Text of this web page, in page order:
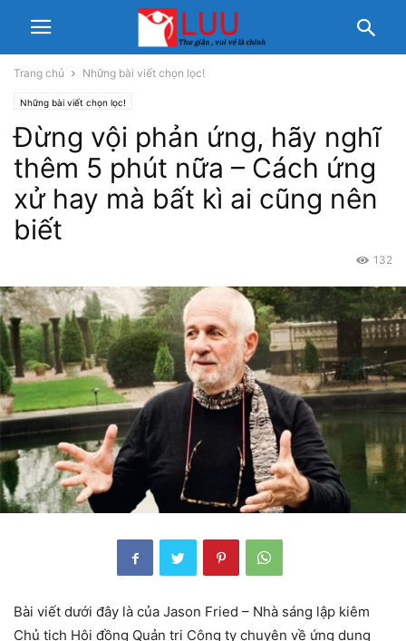
Trang chủ Những bài viết chọn lọc!
Những bài viết chọn lọc!
Đừng vội phản ứng, hãy nghĩ
thêm 5 phút nữa – Cách ứng
xử hay mà bất kì ai cũng nên
biết
132
Bài viết dưới đây là của Jason Fried – Nhà sáng lập kiêm
Chủ tịch Hội đồng Quản trị Công ty chuyên về ứng dụng